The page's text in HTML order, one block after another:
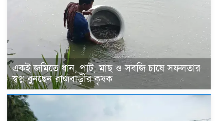
একই জমিতে ধান, পাট, মাছ ও সবজি চাষে সফলতার
স্বপ্ন বুনছেন রাজবাড়ীর কৃষক